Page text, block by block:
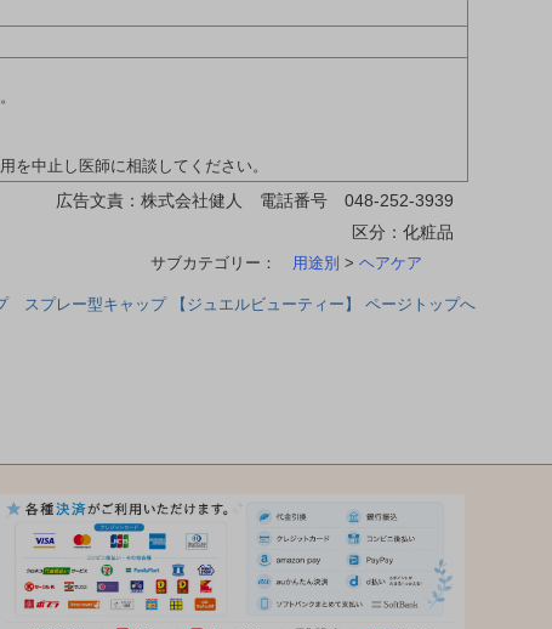
を中止し医師に相談してください。
広告文責：株式会社健人 電話番号 048-252-3939
区分：化粧品
サブカテゴリー： 用途別 > ヘアケア
スプレー型キャップ 【ジュエルビューティー】 ページトップへ